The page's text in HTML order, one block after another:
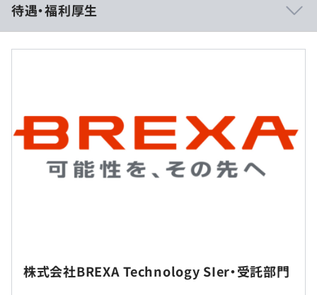
1.チームで参画できるため上位エンジニアと一緒に案件に
入り設計～構築をメインに技術を身に付けることが可能な
ポジションです。
※研修受講可否に関しては一部基準を設けています。
2.評価制度はグレード制を設けており、グレードは1～6段
階に分けられています。
グレードごとに目標設定や評価基準が分かりやすく設定し
のキャリアを叶えるために業務に励んでいただいていま
す。
待遇・福利厚生
月給：333,500円～500,000円
基本給：262,345円～393,320円
残業手当：固定残業手当
1ヶ月分の固定残業手当に含まれる残業時間：35時間
※スキル・経験年数・年齢を考慮し話し合いの上、優遇し
ます。
株式会社BREXA Technology SIer・受託部門